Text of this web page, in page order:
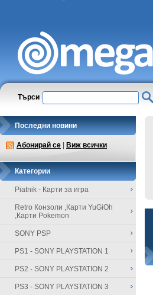
Търси
Последни новини
Абонирай се Виж всички
Категории
Piatnik - Карти за игра
Retro Конзоли ,Карти YuGiOh
,Карти Pokemon
SONY PSP
PS1 - SONY PLAYSTATION 1
PS2 - SONY PLAYSTATION 2
PS3 - SONY PLAYSTATION 3